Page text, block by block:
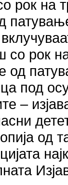
рок на
со рок
од
под
–
од